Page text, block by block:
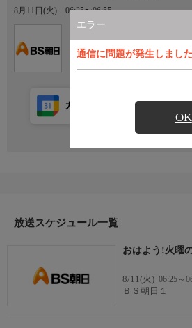
エラー
通信に問題が発生しまし
OK
8月11日(火) 06:25〜06:55
カレンダー登録
放送スケジュール一覧
おはよう!火曜
8/11(火) 06:25～
ＢＳ朝日１